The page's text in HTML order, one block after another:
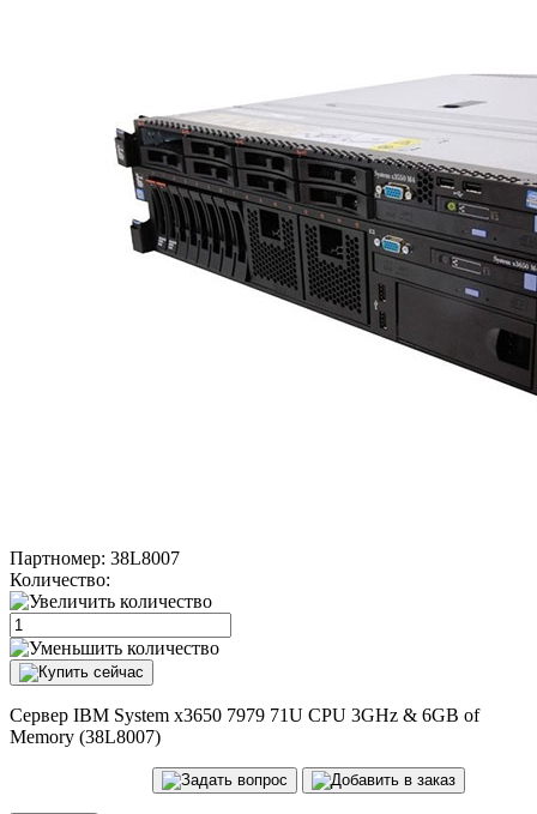
Партномер: 38L8007
Количество:
Сервер IBM System x3650 7979 71U CPU 3GHz & 6GB of
Memory (38L8007)